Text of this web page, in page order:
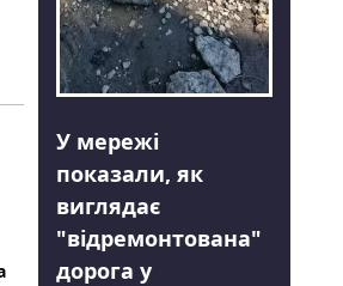
У мережі
показали, як
виглядає
"відремонтована"
дорога у